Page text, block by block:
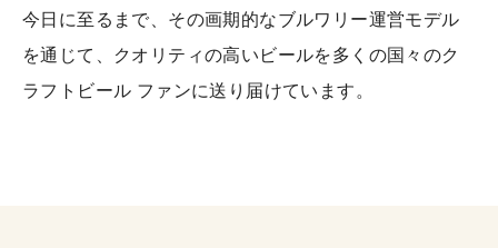
今日に至るまで、その画期的なブルワリー運営モデル
を通じて、クオリティの高いビールを多くの国々のク
ラフトビール ファンに送り届けています。